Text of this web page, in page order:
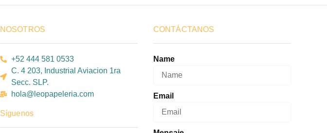
NOSOTROS
+52 444 581 0533
C. 4 203, Industrial Aviacion 1ra
Secc. SLP.
hola@leopapeleria.com
Síguenos
CONTÁCTANOS
Name
Email